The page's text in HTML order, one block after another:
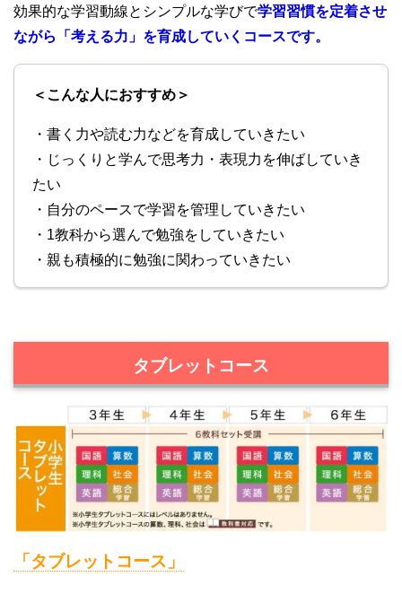
効果的な学習動線とシンプルな学びで学習習慣を定着させ
ながら「考える力」を育成していくコースです。
＜こんな人におすすめ＞
・書く力や読む力などを育成していきたい
・じっくりと学んで思考力・表現力を伸ばしていき
たい
・自分のペースで学習を管理していきたい
・1教科から選んで勉強をしていきたい
・親も積極的に勉強に関わっていきたい
タブレットコース
「タブレットコース」